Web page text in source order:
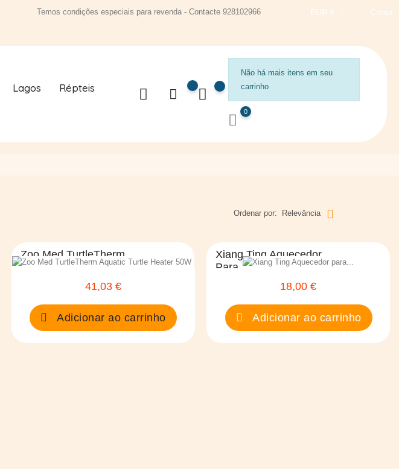
Temos condições especiais para revenda - Contacte 928102966 EUR € Conta
Lagos
Répteis
Não há mais itens em seu
carrinho
0
Ordenar por: Relevância
Zoo Med TurtleTherm
Aquatic...
41,03 €
Adicionar ao carrinho
Xiang Ting Aquecedor
Para...
18,00 €
Adicionar ao carrinho